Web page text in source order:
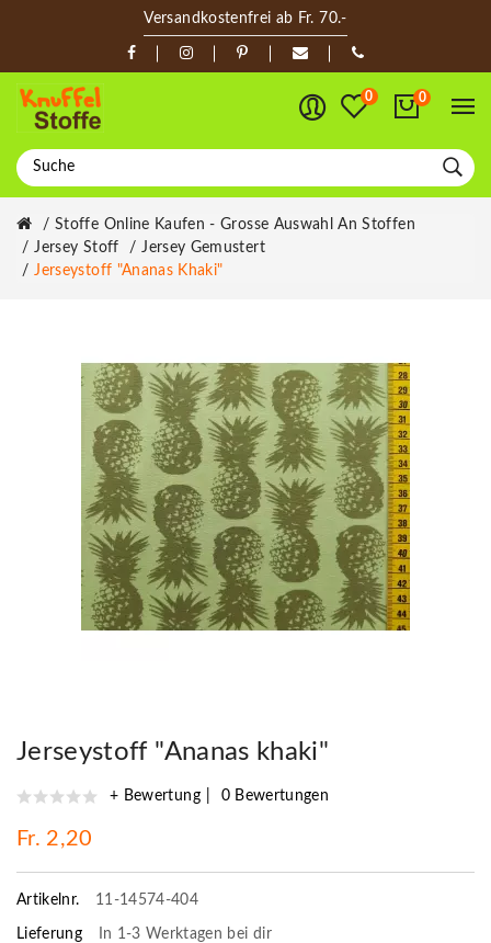
Versandkostenfrei ab Fr. 70.-
0 0
Stoffe Online Kaufen - Grosse Auswahl An Stoffen
Jersey Stoff
Jersey Gemustert
Jerseystoff "Ananas Khaki"
Jerseystoff "Ananas khaki"
+ Bewertung 0 Bewertungen
Fr. 2,20
Artikelnr. 11-14574-404
Lieferung In 1-3 Werktagen bei dir